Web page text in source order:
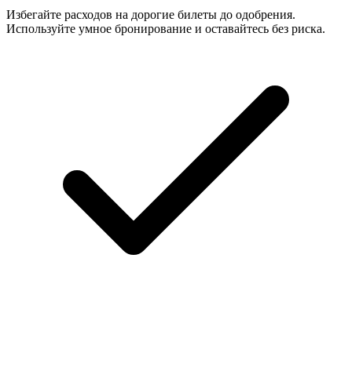
Избегайте расходов на дорогие билеты до одобрения.
Используйте умное бронирование и оставайтесь без риска.